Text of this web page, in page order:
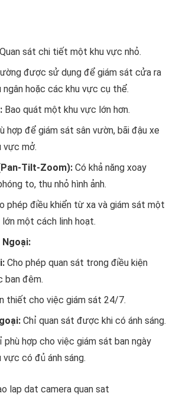
Quan sát chi tiết một khu vực nhỏ.
được sử dụng để giám sát cửa ra
ngân hoặc các khu vực cụ thể.
Bao quát một khu vực lớn hơn.
hợp để giám sát sân vườn, bãi đậu xe
vực mở.
Tilt-Zoom): Có khả năng xoay
to, thu nhỏ hình ảnh.
phép điều khiển từ xa và giám sát một
một cách linh hoạt.
Ngoại:
Cho phép quan sát trong điều kiện
ban đêm.
thiết cho việc giám sát 24/7.
Chỉ quan sát được khi có ánh sáng.
phù hợp cho việc giám sát ban ngày
vực có đủ ánh sáng.